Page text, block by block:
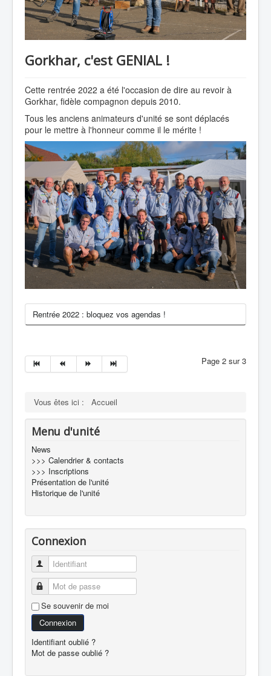
Gorkhar, c'est GENIAL !
Cette rentrée 2022 a été l'occasion de dire au revoir à
Gorkhar, fidèle compagnon depuis 2010.
Tous les anciens animateurs d'unité se sont déplacés
pour le mettre à l'honneur comme il le mérite !
Rentrée 2022 : bloquez vos agendas !
Page 2 sur 3
Vous êtes ici : Accueil
Menu d'unité
News
>>> Calendrier & contacts
>>> Inscriptions
Présentation de l'unité
Historique de l'unité
Connexion
Identifiant
Mot de passe
Se souvenir de moi
Connexion
Identifiant oublié ?
Mot de passe oublié ?